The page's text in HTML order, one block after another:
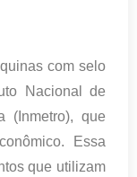
com selo
Nacional de
(Inmetro), que
Essa
que utilizam